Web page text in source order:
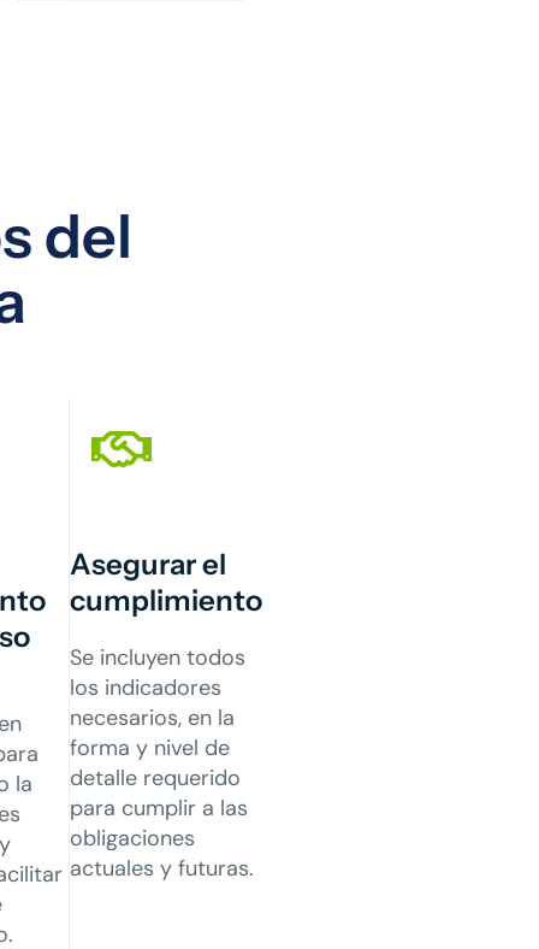
del
la
Asegurar el
cumplimiento
Se incluyen todos
los indicadores
necesarios, en la
forma y nivel de
detalle requerido
para cumplir a las
obligaciones
actuales y futuras.